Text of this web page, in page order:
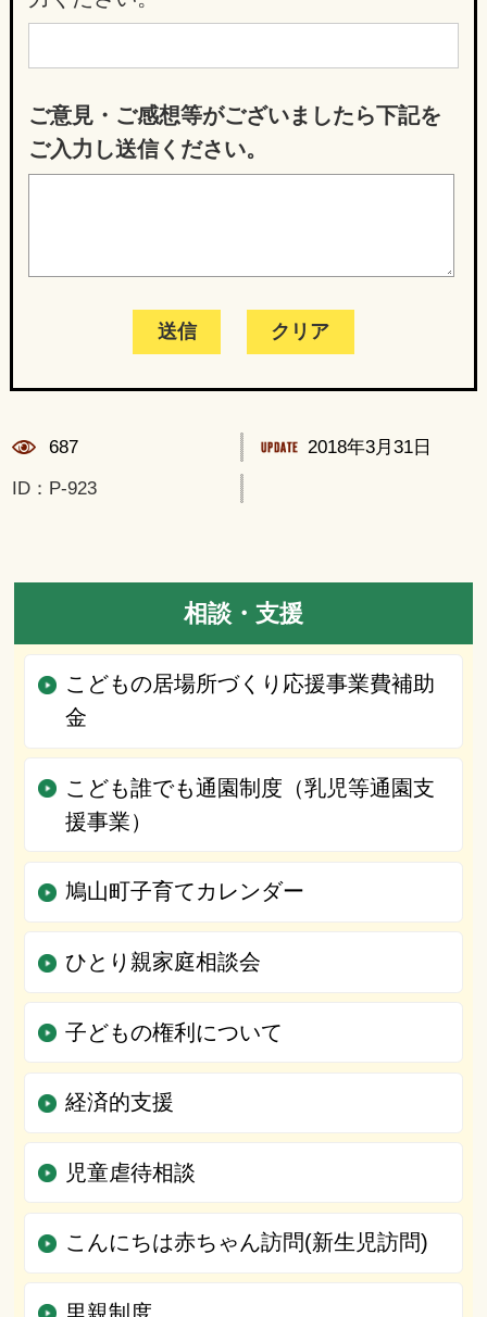
ご意見・ご感想等がございましたら下記を
ご入力し送信ください。
687 2018年3月31日
ID：P-923
相談・支援
こどもの居場所づくり応援事業費補助
金
こども誰でも通園制度（乳児等通園支
援事業）
鳩山町子育てカレンダー
ひとり親家庭相談会
子どもの権利について
経済的支援
児童虐待相談
こんにちは赤ちゃん訪問(新生児訪問)